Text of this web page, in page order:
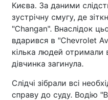
Києва. За даними
зустрічну смугу, де
"Changan". Внаслідок
вдарився в "Chevrolet
кілька людей отримали
дівчинка загинула.
Слідчі зібрали всі
справу до суду. Водію